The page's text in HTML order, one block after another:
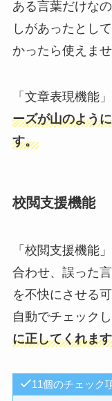
ある言葉だけな
しがあったとし
かったら使えませ
「文章表現機能」
ーズが山のよう
す。
校閲支援機能
「校閲支援機能
合わせ、誤った
を不快にさせる
自動でチェックし
に正してくれま
11個のチェック